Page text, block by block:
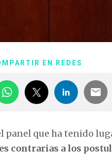
EN REDES
panel que ha tenido
contrarias a los